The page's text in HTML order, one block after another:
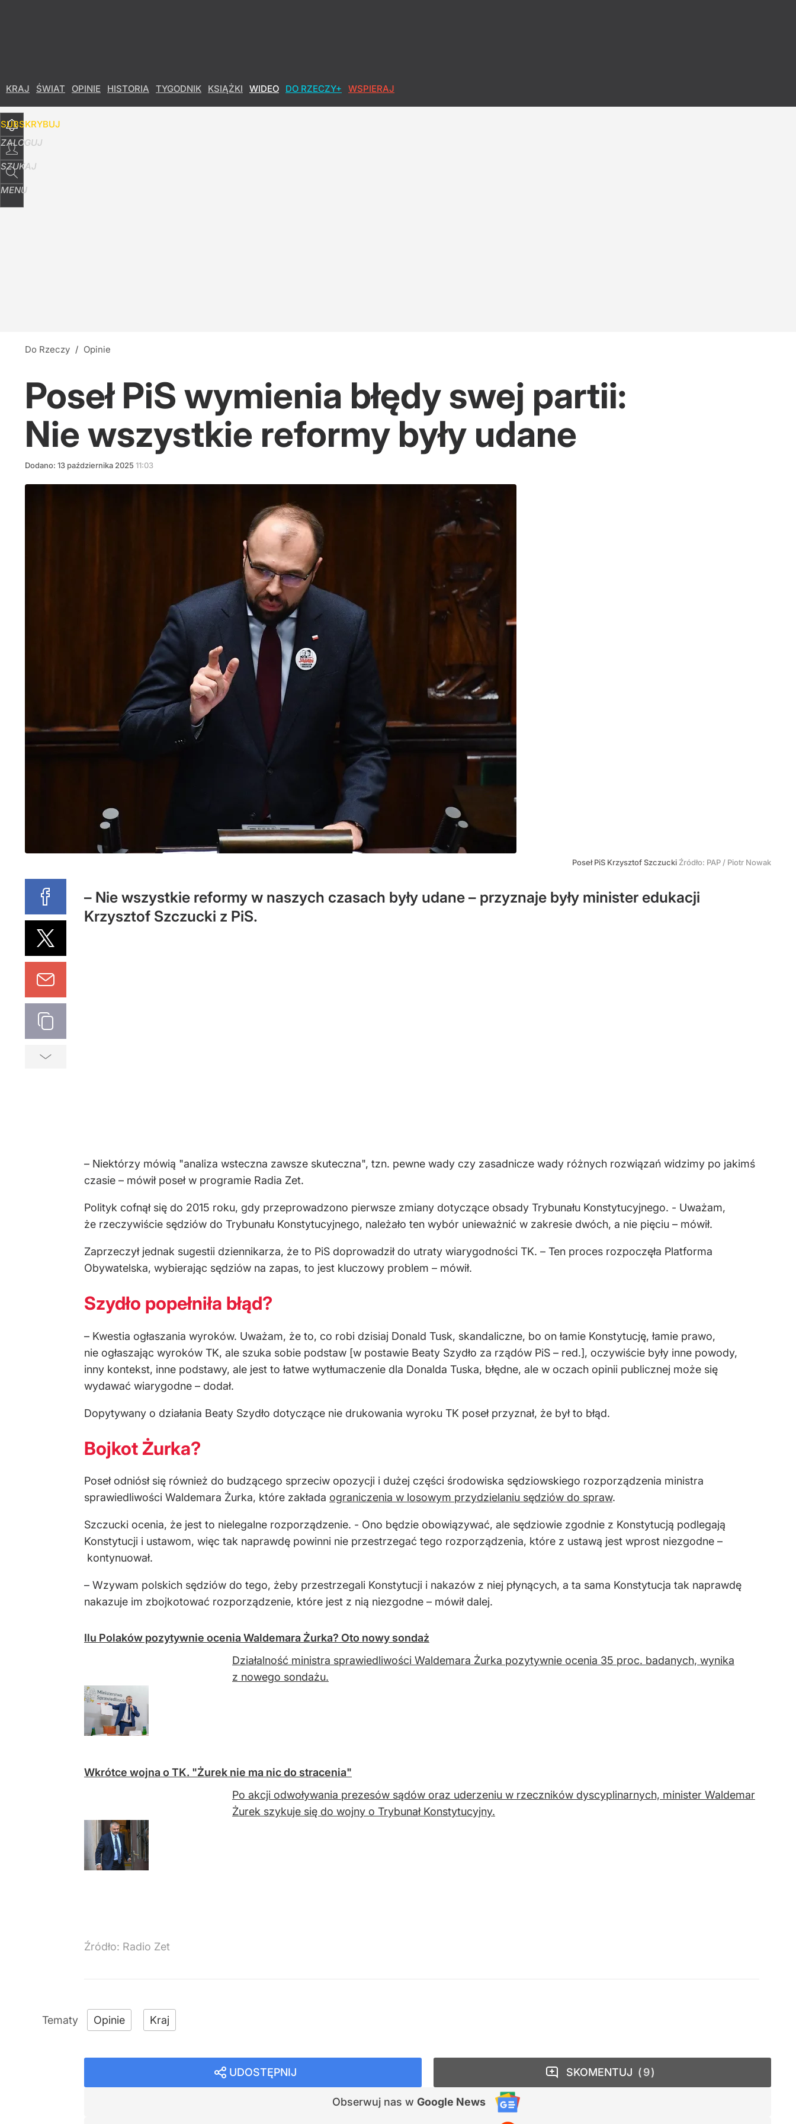
KRAJ ŚWIAT OPINIE HISTORIA TYGODNIK KSIĄŻKI WIDEO DO RZECZY+ WSPIERAJ
SUBSKRYBUJ
ZALOGUJ
SZUKAJ
MENU
Do Rzeczy / Opinie
Poseł PiS wymienia błędy swej partii:
Nie wszystkie reformy były udane
Dodano: 13 października 2025 11:03
Poseł PiS Krzysztof Szczucki Źródło: PAP / Piotr Nowak
– Nie wszystkie reformy w naszych czasach były udane – przyznaje były minister edukacji
Krzysztof Szczucki z PiS.
– Niektórzy mówią "analiza wsteczna zawsze skuteczna", tzn. pewne wady czy zasadnicze wady różnych rozwiązań widzimy po jakimś
czasie – mówił poseł w programie Radia Zet.
Polityk cofnął się do 2015 roku, gdy przeprowadzono pierwsze zmiany dotyczące obsady Trybunału Konstytucyjnego. - Uważam,
że rzeczywiście sędziów do Trybunału Konstytucyjnego, należało ten wybór unieważnić w zakresie dwóch, a nie pięciu – mówił.
Zaprzeczył jednak sugestii dziennikarza, że to PiS doprowadził do utraty wiarygodności TK. – Ten proces rozpoczęła Platforma
Obywatelska, wybierając sędziów na zapas, to jest kluczowy problem – mówił.
Szydło popełniła błąd?
– Kwestia ogłaszania wyroków. Uważam, że to, co robi dzisiaj Donald Tusk, skandaliczne, bo on łamie Konstytucję, łamie prawo,
nie ogłaszając wyroków TK, ale szuka sobie podstaw [w postawie Beaty Szydło za rządów PiS – red.], oczywiście były inne powody,
inny kontekst, inne podstawy, ale jest to łatwe wytłumaczenie dla Donalda Tuska, błędne, ale w oczach opinii publicznej może się
wydawać wiarygodne – dodał.
Dopytywany o działania Beaty Szydło dotyczące nie drukowania wyroku TK poseł przyznał, że był to błąd.
Bojkot Żurka?
Poseł odniósł się również do budzącego sprzeciw opozycji i dużej części środowiska sędziowskiego rozporządzenia ministra
sprawiedliwości Waldemara Żurka, które zakłada ograniczenia w losowym przydzielaniu sędziów do spraw.
Szczucki ocenia, że jest to nielegalne rozporządzenie. - Ono będzie obowiązywać, ale sędziowie zgodnie z Konstytucją podlegają
Konstytucji i ustawom, więc tak naprawdę powinni nie przestrzegać tego rozporządzenia, które z ustawą jest wprost niezgodne –
kontynuował.
– Wzywam polskich sędziów do tego, żeby przestrzegali Konstytucji i nakazów z niej płynących, a ta sama Konstytucja tak naprawdę
nakazuje im zbojkotować rozporządzenie, które jest z nią niezgodne – mówił dalej.
Ilu Polaków pozytywnie ocenia Waldemara Żurka? Oto nowy sondaż
Działalność ministra sprawiedliwości Waldemara Żurka pozytywnie ocenia 35 proc. badanych, wynika
z nowego sondażu.
Wkrótce wojna o TK. "Żurek nie ma nic do stracenia"
Po akcji odwoływania prezesów sądów oraz uderzeniu w rzeczników dyscyplinarnych, minister Waldemar
Żurek szykuje się do wojny o Trybunał Konstytucyjny.
Źródło: Radio Zet
Opinie Kraj
UDOSTĘPNIJ
Obserwuj nas w Google News
SKOMENTUJ 9